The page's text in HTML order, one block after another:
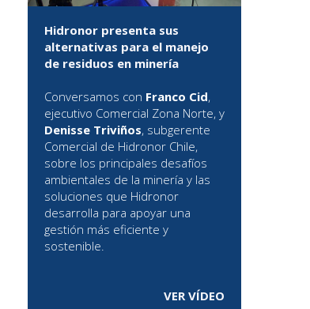
Hidronor presenta sus
alternativas para el manejo
de residuos en minería
Conversamos con Franco Cid,
ejecutivo Comercial Zona Norte, y
Denisse Triviños, subgerente
Comercial de Hidronor Chile,
sobre los principales desafíos
ambientales de la minería y las
soluciones que Hidronor
desarrolla para apoyar una
gestión más eficiente y
sostenible.
VER VÍDEO